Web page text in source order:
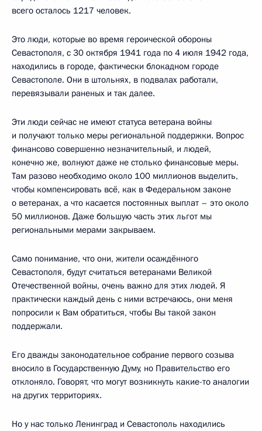
всего осталось 1217 человек.
Это люди, которые во время героической обороны
Севастополя, с 30 октября 1941 года по 4 июля 1942 года,
находились в городе, фактически блокадном городе
Севастополе. Они в штольнях, в подвалах работали,
перевязывали раненых и так далее.
Эти люди сейчас не имеют статуса ветерана войны
и получают только меры региональной поддержки. Вопрос
финансово совершенно незначительный, и людей,
конечно же, волнуют даже не столько финансовые меры.
Там разово необходимо около 100 миллионов выделить,
чтобы компенсировать всё, как в Федеральном законе
о ветеранах, а что касается постоянных выплат – это около
50 миллионов. Даже большую часть этих льгот мы
региональными мерами закрываем.
Само понимание, что они, жители осаждённого
Севастополя, будут считаться ветеранами Великой
Отечественной войны, очень важно для этих людей. Я
практически каждый день с ними встречаюсь, они меня
попросили к Вам обратиться, чтобы Вы такой закон
поддержали.
Его дважды законодательное собрание первого созыва
вносило в Государственную Думу, но Правительство его
отклоняло. Говорят, что могут возникнуть какие-то аналогии
на других территориях.
Но у нас только Ленинград и Севастополь находились